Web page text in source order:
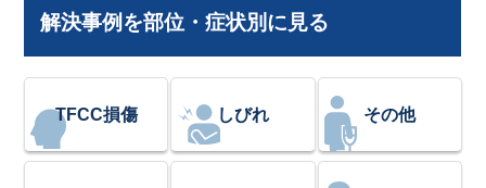
解決事例を部位・症状別に見る
TFCC損傷 しびれ その他